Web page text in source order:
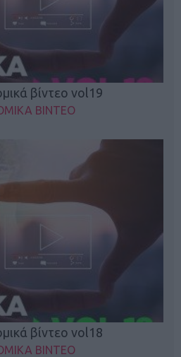
βίντεο vol19
ΒΙΝΤΕΟ
βίντεο vol18
ΒΙΝΤΕΟ